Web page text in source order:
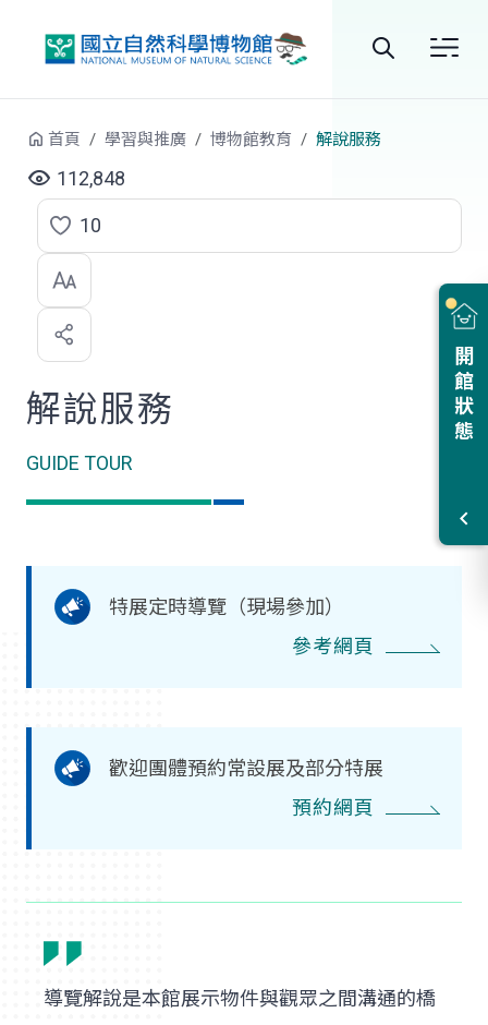
站
尋
開館狀態
首頁 學習與推廣 博物館教育 解說服務
112,848
點
選
喜
歡
10
解說服務
GUIDE TOUR
特展定時導覽（現場參加）
參考網頁
歡迎團體預約常設展及部分特展
預約網頁
導覽解說是本館展示物件與觀眾之間溝通的橋